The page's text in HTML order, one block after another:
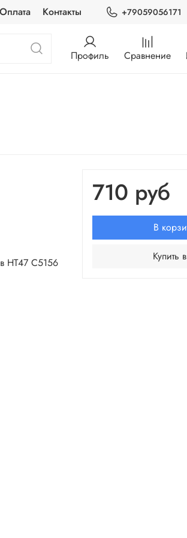
Оплата Контакты +79059056171
Профиль Сравнение
HT47 C5156
710 руб
В
Купить